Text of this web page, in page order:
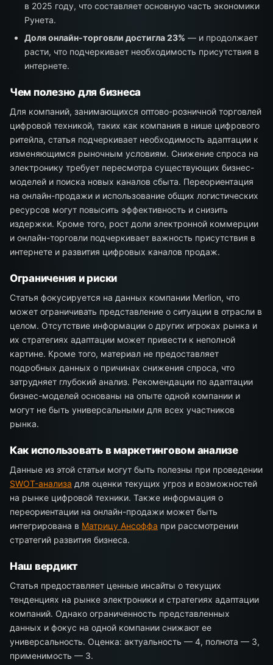
в 2025 году, что составляет основную часть экономики
Рунета.
Доля онлайн-торговли достигла 23% — и продолжает
расти, что подчеркивает необходимость присутствия в
интернете.
Чем полезно для бизнеса
Для компаний, занимающихся оптово-розничной торговлей
цифровой техникой, таких как компания в нише цифрового
ритейла, статья подчеркивает необходимость адаптации к
изменяющимся рыночным условиям. Снижение спроса на
электронику требует пересмотра существующих бизнес-
моделей и поиска новых каналов сбыта. Переориентация
на онлайн-продажи и использование общих логистических
ресурсов могут повысить эффективность и снизить
издержки. Кроме того, рост доли электронной коммерции
и онлайн-торговли подчеркивает важность присутствия в
интернете и развития цифровых каналов продаж.
Ограничения и риски
Статья фокусируется на данных компании Merlion, что
может ограничивать представление о ситуации в отрасли в
целом. Отсутствие информации о других игроках рынка и
их стратегиях адаптации может привести к неполной
картине. Кроме того, материал не предоставляет
подробных данных о причинах снижения спроса, что
затрудняет глубокий анализ. Рекомендации по адаптации
бизнес-моделей основаны на опыте одной компании и
могут не быть универсальными для всех участников
рынка.
Как использовать в маркетинговом анализе
Данные из этой статьи могут быть полезны при проведении
SWOT-анализа для оценки текущих угроз и возможностей
на рынке цифровой техники. Также информация о
переориентации на онлайн-продажи может быть
интегрирована в Матрицу Ансоффа при рассмотрении
стратегий развития бизнеса.
Наш вердикт
Статья предоставляет ценные инсайты о текущих
тенденциях на рынке электроники и стратегиях адаптации
компаний. Однако ограниченность представленных
данных и фокус на одной компании снижают ее
универсальность. Оценка: актуальность — 4, полнота — 3,
применимость — 3.